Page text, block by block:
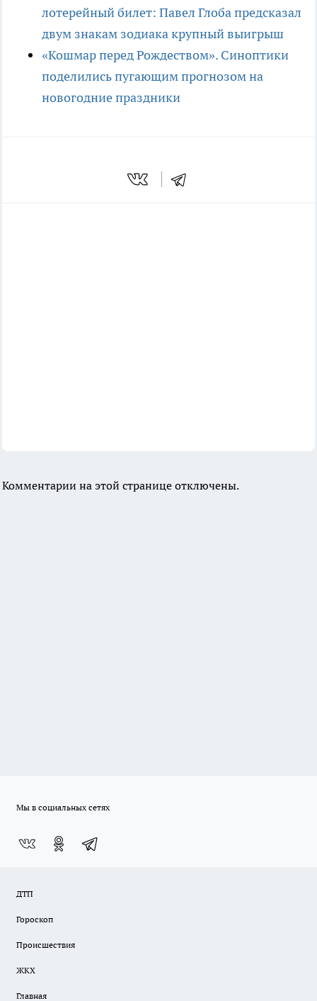
лотерейный билет: Павел Глоба предсказал
двум знакам зодиака крупный выигрыш
«Кошмар перед Рождеством». Синоптики
поделились пугающим прогнозом на
новогодние праздники
Комментарии на этой странице отключены.
Мы в социальных сетях
ДТП
Гороскоп
Происшествия
ЖКХ
Главная